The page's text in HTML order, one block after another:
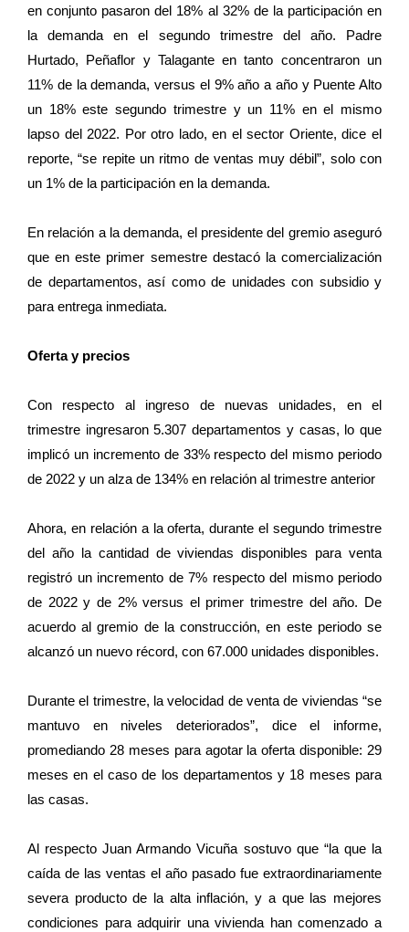
en conjunto pasaron del 18% al 32% de la participación en
la demanda en el segundo trimestre del año. Padre
Hurtado, Peñaflor y Talagante en tanto concentraron un
11% de la demanda, versus el 9% año a año y Puente Alto
un 18% este segundo trimestre y un 11% en el mismo
lapso del 2022. Por otro lado, en el sector Oriente, dice el
reporte, “se repite un ritmo de ventas muy débil”, solo con
un 1% de la participación en la demanda.
En relación a la demanda, el presidente del gremio aseguró
que en este primer semestre destacó la comercialización
de departamentos, así como de unidades con subsidio y
para entrega inmediata.
Oferta y precios
Con respecto al ingreso de nuevas unidades, en el
trimestre ingresaron 5.307 departamentos y casas, lo que
implicó un incremento de 33% respecto del mismo periodo
de 2022 y un alza de 134% en relación al trimestre anterior
Ahora, en relación a la oferta, durante el segundo trimestre
del año la cantidad de viviendas disponibles para venta
registró un incremento de 7% respecto del mismo periodo
de 2022 y de 2% versus el primer trimestre del año. De
acuerdo al gremio de la construcción, en este periodo se
alcanzó un nuevo récord, con 67.000 unidades disponibles.
Durante el trimestre, la velocidad de venta de viviendas “se
mantuvo en niveles deteriorados”, dice el informe,
promediando 28 meses para agotar la oferta disponible: 29
meses en el caso de los departamentos y 18 meses para
las casas.
Al respecto Juan Armando Vicuña sostuvo que “la que la
caída de las ventas el año pasado fue extraordinariamente
severa producto de la alta inflación, y a que las mejores
condiciones para adquirir una vivienda han comenzado a